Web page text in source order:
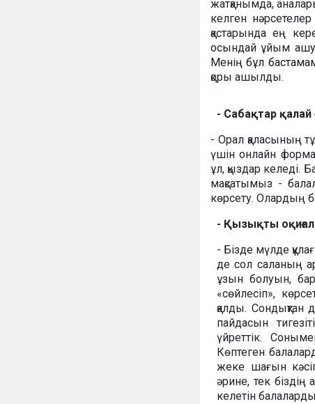
жатқанымда,
келген
қастарында ең
осындай ұйым
Менің бұл
қоры ашылды.
- Сабақтар
- Орал қаласының
үшін онлайн
ұл, қыздар келеді.
мақсатымыз -
көрсету. Олардың
- Қызықты
- Бізде мүлде
де сол саланың
ұзын болуын,
«сөйлесіп»,
қалды. Сондықтан
пайдасын
үйреттік.
Көптеген
жеке шағын
әрине, тек біздің
келетін